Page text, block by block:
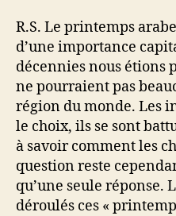
R.S. Le printemps
d’une importance
décennies nous étions
ne pourraient pas
région du monde. Les
le choix, ils se sont
à savoir comment les
question reste
qu’une seule réponse.
déroulés ces «